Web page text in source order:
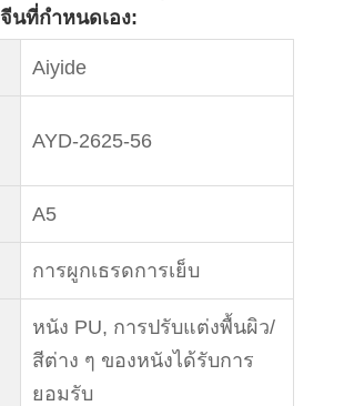
นที่กำหนดเอง:
Aiyide
AYD-2625-56
A5
การผูกเธรดการเย็บ
หนัง PU, การปรับแต่งพื้นผิว/
สีต่าง ๆ ของหนังได้รับการ
ยอมรับ